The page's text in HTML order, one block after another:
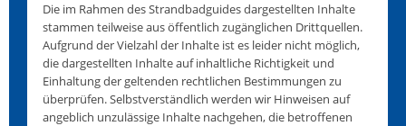
Die im Rahmen des Strandbadguides dargestellten Inhalte
stammen teilweise aus öffentlich zugänglichen Drittquellen.
Aufgrund der Vielzahl der Inhalte ist es leider nicht möglich,
die dargestellten Inhalte auf inhaltliche Richtigkeit und
Einhaltung der geltenden rechtlichen Bestimmungen zu
überprüfen. Selbstverständlich werden wir Hinweisen auf
angeblich unzulässige Inhalte nachgehen, die betroffenen